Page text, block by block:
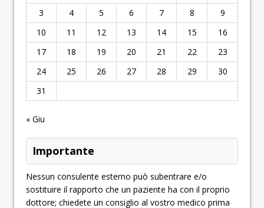
3
4 5 6 7 8
9
10
11 12 13 14 15
16
17
18 19 20 21 22
23
24
25 26 27 28 29
30
31
« Giu
Importante
Nessun consulente esterno può subentrare e/o
sostituire il rapporto che un paziente ha con il proprio
dottore; chiedete un consiglio al vostro medico prima